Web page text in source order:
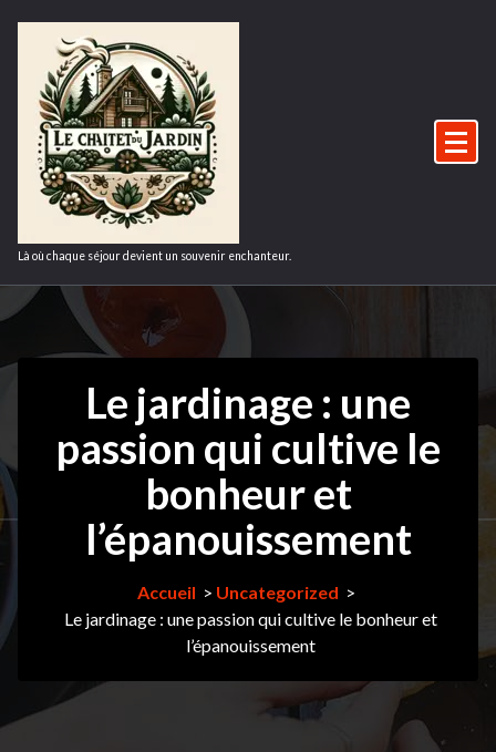
contenu
Là où chaque séjour devient un souvenir enchanteur.
Le jardinage : une
passion qui cultive le
bonheur et
l’épanouissement
Accueil > Uncategorized >
Le jardinage : une passion qui cultive le bonheur et
l’épanouissement